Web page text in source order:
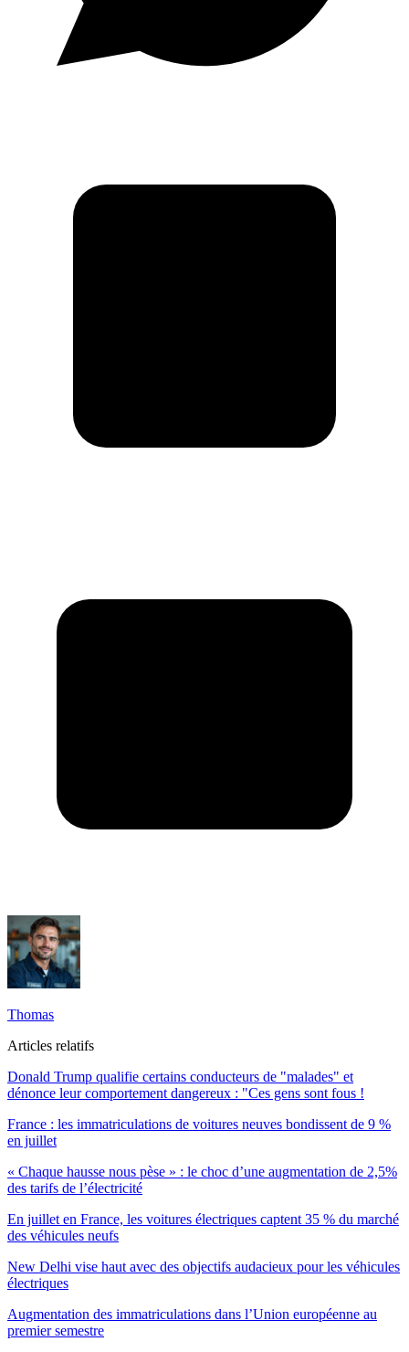
Thomas
Articles relatifs
Donald Trump qualifie certains conducteurs de "malades" et
dénonce leur comportement dangereux : "Ces gens sont fous !
France : les immatriculations de voitures neuves bondissent de 9 %
en juillet
« Chaque hausse nous pèse » : le choc d’une augmentation de 2,5%
des tarifs de l’électricité
En juillet en France, les voitures électriques captent 35 % du marché
des véhicules neufs
New Delhi vise haut avec des objectifs audacieux pour les véhicules
électriques
Augmentation des immatriculations dans l’Union européenne au
premier semestre